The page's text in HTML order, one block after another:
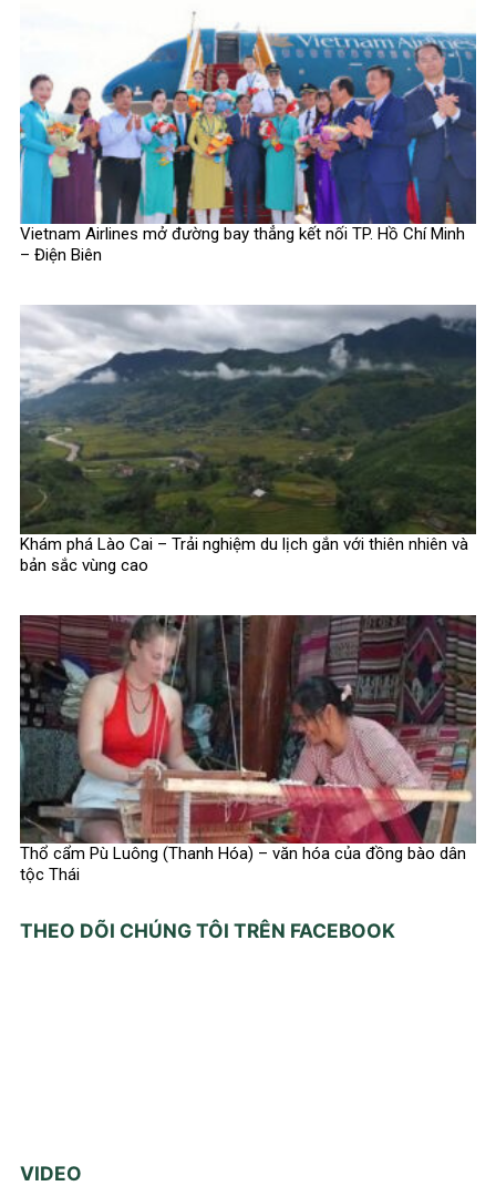
Vietnam Airlines mở đường bay thẳng kết nối TP. Hồ Chí Minh
– Điện Biên
Khám phá Lào Cai – Trải nghiệm du lịch gắn với thiên nhiên và
bản sắc vùng cao
Thổ cẩm Pù Luông (Thanh Hóa) – văn hóa của đồng bào dân
tộc Thái
THEO DÕI CHÚNG TÔI TRÊN FACEBOOK
VIDEO